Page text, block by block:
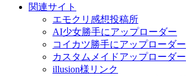
関連サイト
エモクリ感想投稿所
AI少女勝手にアップローダー
コイカツ勝手にアップローダー
カスタムメイドアップローダー
illusion様リンク